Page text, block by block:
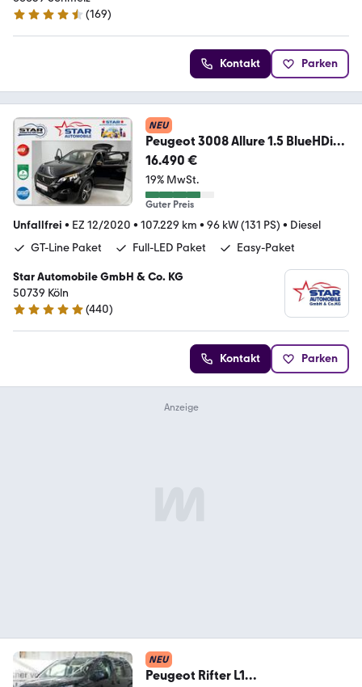
4.6 Sterne
(169)
Kontakt Parken
NEU
Peugeot 3008 Allure 1.5 BlueHDi
131PS Automatik LED Pano
16.490 €
19% MwSt.
Guter Preis
Unfallfrei • EZ 12/2020 • 107.229 km • 96 kW (131 PS) • Diesel
GT-Line Paket
Full-LED Paket Easy-Paket
Star Automobile GmbH & Co. KG
50739 Köln
4.8 Sterne
(440)
Kontakt Parken
NEU
Peugeot Rifter L1